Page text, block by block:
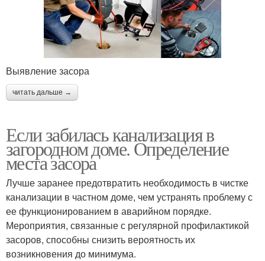
Выявление засора
читать дальше →
Если забилась канализация в
загородном доме. Определение
места засора
Лучше заранее предотвратить необходимость в чистке
канализации в частном доме, чем устранять проблему с
ее функционированием в аварийном порядке.
Мероприятия, связанные с регулярной профилактикой
засоров, способны снизить вероятность их
возникновения до минимума.